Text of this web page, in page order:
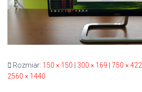
Rozmiar: 150 × 150 300 × 169 750 × 422
2560 × 1440